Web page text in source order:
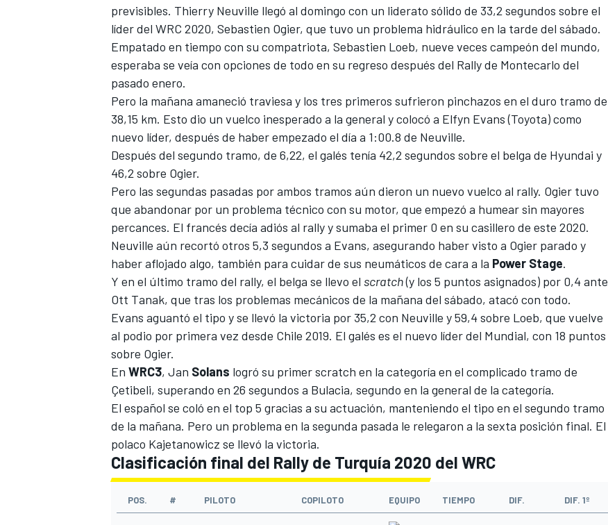
previsibles. Thierry Neuville llegó al domingo con un liderato sólido de 33,2 segundos sobre el
líder del WRC 2020, Sebastien Ogier, que tuvo un problema hidráulico en la tarde del sábado.
Empatado en tiempo con su compatriota, Sebastien Loeb, nueve veces campeón del mundo,
esperaba se veía con opciones de todo en su regreso después del Rally de Montecarlo del
pasado enero.
Pero la mañana amaneció traviesa y los tres primeros sufrieron pinchazos en el duro tramo de
38,15 km. Esto dio un vuelco inesperado a la general y colocó a Elfyn Evans (Toyota) como
nuevo líder, después de haber empezado el día a 1:00.8 de Neuville.
Después del segundo tramo, de 6,22, el galés tenía 42,2 segundos sobre el belga de Hyundai y
46,2 sobre Ogier.
Pero las segundas pasadas por ambos tramos aún dieron un nuevo vuelco al rally. Ogier tuvo
que abandonar por un problema técnico con su motor, que empezó a humear sin mayores
percances. El francés decía adiós al rally y sumaba el primer 0 en su casillero de este 2020.
Neuville aún recortó otros 5,3 segundos a Evans, asegurando haber visto a Ogier parado y
haber aflojado algo, también para cuidar de sus neumáticos de cara a la Power Stage.
Y en el último tramo del rally, el belga se llevo el scratch(y los 5 puntos asignados) por 0,4 ante
Ott Tanak, que tras los problemas mecánicos de la mañana del sábado, atacó con todo.
Evans aguantó el tipo y se llevó la victoria por 35,2 con Neuville y 59,4 sobre Loeb, que vuelve
al podio por primera vez desde Chile 2019. El galés es el nuevo líder del Mundial, con 18 puntos
sobre Ogier.
En WRC3, Jan Solans logró su primer scratch en la categoría en el complicado tramo de
Çetibeli, superando en 26 segundos a Bulacia, segundo en la general de la categoría.
El español se coló en el top 5 gracias a su actuación, manteniendo el tipo en el segundo tramo
de la mañana. Pero un problema en la segunda pasada le relegaron a la sexta posición final. El
polaco Kajetanowicz se llevó la victoria.
Clasificación final del Rally de Turquía 2020 del WRC
POS. # PILOTO COPILOTO EQUIPO TIEMPO DIF. DIF. 1º